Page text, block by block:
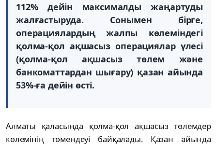
112% дейін максималды жаңартуды
жалғастыруда. Сонымен бірге,
операциялардың жалпы көлеміндегі
қолма-қол ақшасыз операциялар үлесі
(қолма-қол ақшасыз төлем және
банкоматтардан шығару) қазан айында
53%-ға дейін өсті.
Алматы қаласында қолма-қол ақшасыз төлемдер
көлемінің төмендеуі байқалады. Қазан айында